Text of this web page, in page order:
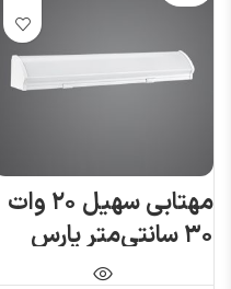
مهتابی سهیل ۲۰ وات
۳۰ سانتی‌متر پارس
شعاع توس